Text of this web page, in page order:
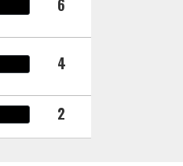
6
4
2